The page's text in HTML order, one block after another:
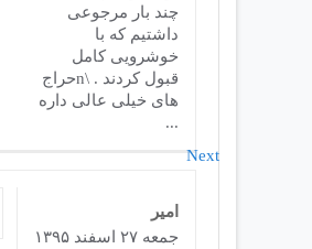
Next
چند بار مرجوعی
داشتیم که با
خوشرویی کامل
قبول کردند . \nحراج
های خیلی عالی داره
...
امیر
جمعه ۲۷ اسفند ۱۳۹۵